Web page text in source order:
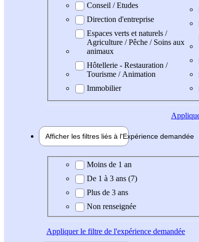
Conseil / Etudes
Direction d'entreprise
Espaces verts et naturels /
Agriculture / Pêche / Soins aux
animaux
Hôtellerie - Restauration /
Tourisme / Animation
Immobilier
Afficher les filtres liés à l'Expérience demandée
Expérience demandée
Moins de 1 an
De 1 à 3 ans (7)
Plus de 3 ans
Non renseignée
Appliquerle filtre de l'expérience demandée